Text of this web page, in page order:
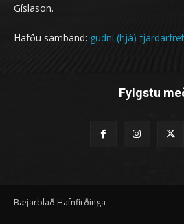
Gíslason.
Hafðu samband: gudni (hjá)
Fylgstu
Bæjarblað Hafnfirðinga